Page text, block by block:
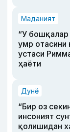
Маданият
“У бошқалар
умр отасини
устаси
ҳаёти
Дунё
“Бир оз
инсоният
қолишидан